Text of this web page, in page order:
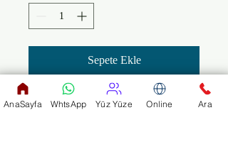
Sepete Ekle
Yapı: Bolt-on
AnaSayfa WhtsApp Yüz Yüze Online Ara